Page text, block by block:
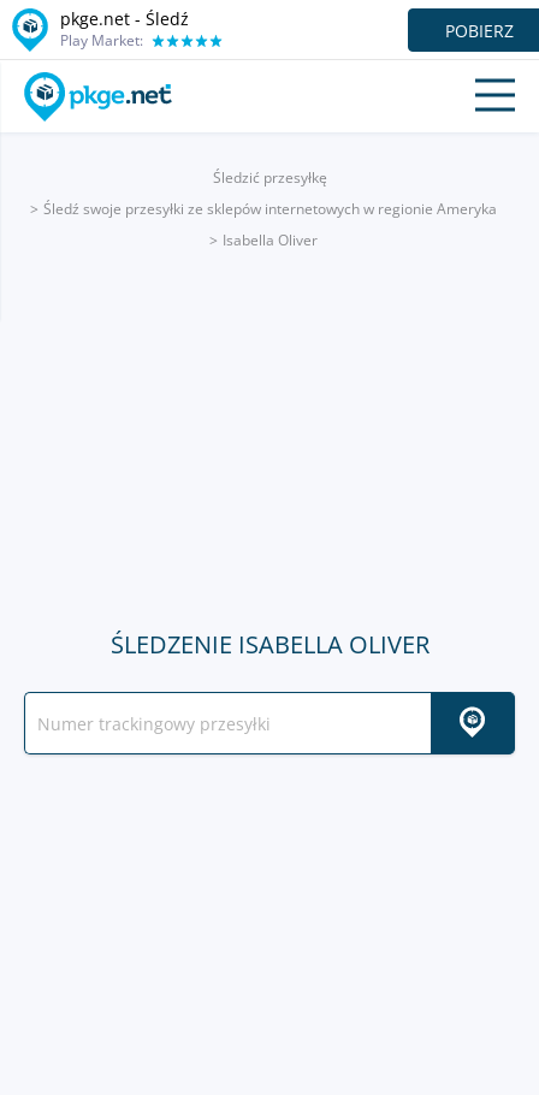
pkge.net - Śledź
Play Market: POBIERZ
Śledzić przesyłkę
Śledź swoje przesyłki ze sklepów internetowych w regionie Ameryka
Isabella Oliver
ŚLEDZENIE ISABELLA OLIVER